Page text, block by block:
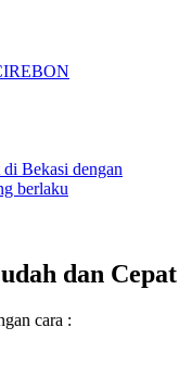
Bekasi dengan
berlaku
dan Cepat
cara :